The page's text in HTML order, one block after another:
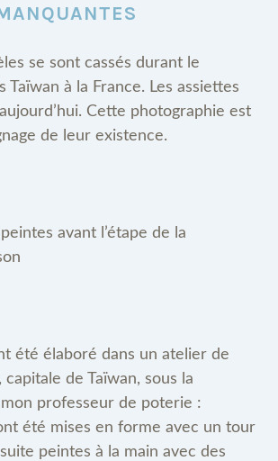
se sont cassés durant le
Taïwan à la France. Les assiettes
Cette photographie est
de leur existence.
avant l’étape de la
été élaboré dans un atelier de
capitale de Taïwan, sous la
professeur de poterie :
été mises en forme avec un tour
peintes à la main avec des